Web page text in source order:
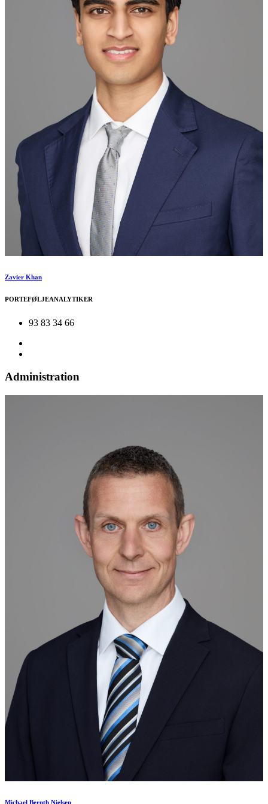
Zavier Khan
PORTEFØLJEANALYTIKER
93 83 34 66
Administration
Michael Bernth Nielsen